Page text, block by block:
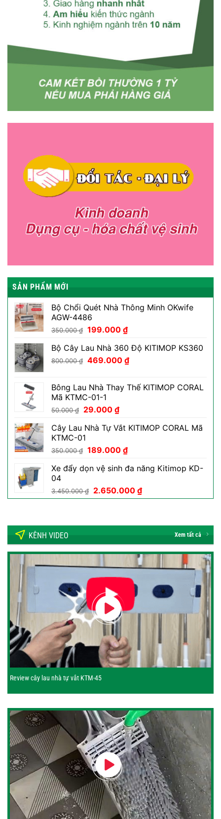
SẢN PHẨM MỚI
Bộ Chổi Quét Nhà Thông Minh OKwife
AGW-4486
350.000₫ Giá
là:
350.000 ₫.
199.000 ₫Giá
tại
là:
Bộ Cây Lau Nhà 360 Độ KITIMOP KS360
800.000₫ Giá
800.000 ₫.
469.000 ₫Giá
là:
Bông Lau Nhà Thay Thế KITIMOP CORAL
Mã KTMC-01-1
50.000₫
Giá
là:
50.000 ₫.
29.000 ₫Giá
tại
29.000 ₫.
Cây Lau Nhà Tự Vắt KITIMOP CORAL Mã
KTMC-01
350.000₫ Giá
là:
189.000 ₫Giá
tại
189.000 ₫.
Xe đẩy dọn vệ sinh đa năng Kitimop KD-
04
3.450.000₫
Giá
gốc
2.650.000 ₫Giá
hiện
2.650.000 ₫.
KÊNH VIDEO Xem tất cả
Review cây lau nhà tự vắt KTM-45